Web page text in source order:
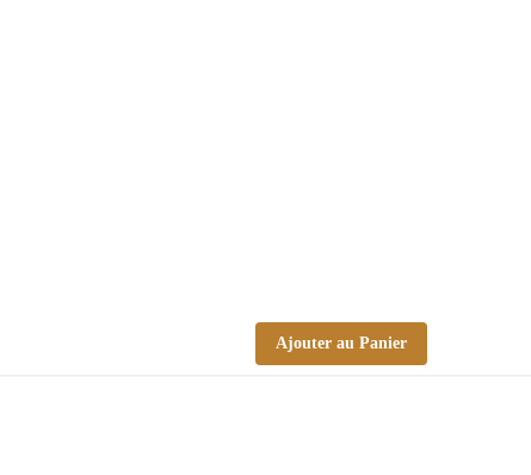
Ajouter au Panier